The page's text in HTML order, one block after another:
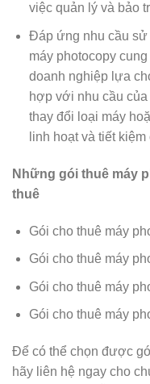
việc quản lý và bảo
Đáp ứng nhu cầu sử
máy photocopy
doanh nghiệp lựa
hợp với nhu cầu
thay đổi loại máy
linh hoạt và tiết kiệm
Những gói thuê máy
thuê
Gói cho thuê máy
Gói cho thuê máy
Gói cho thuê máy
Gói cho thuê máy
Để có thể chọn được
hãy liên hệ ngay cho